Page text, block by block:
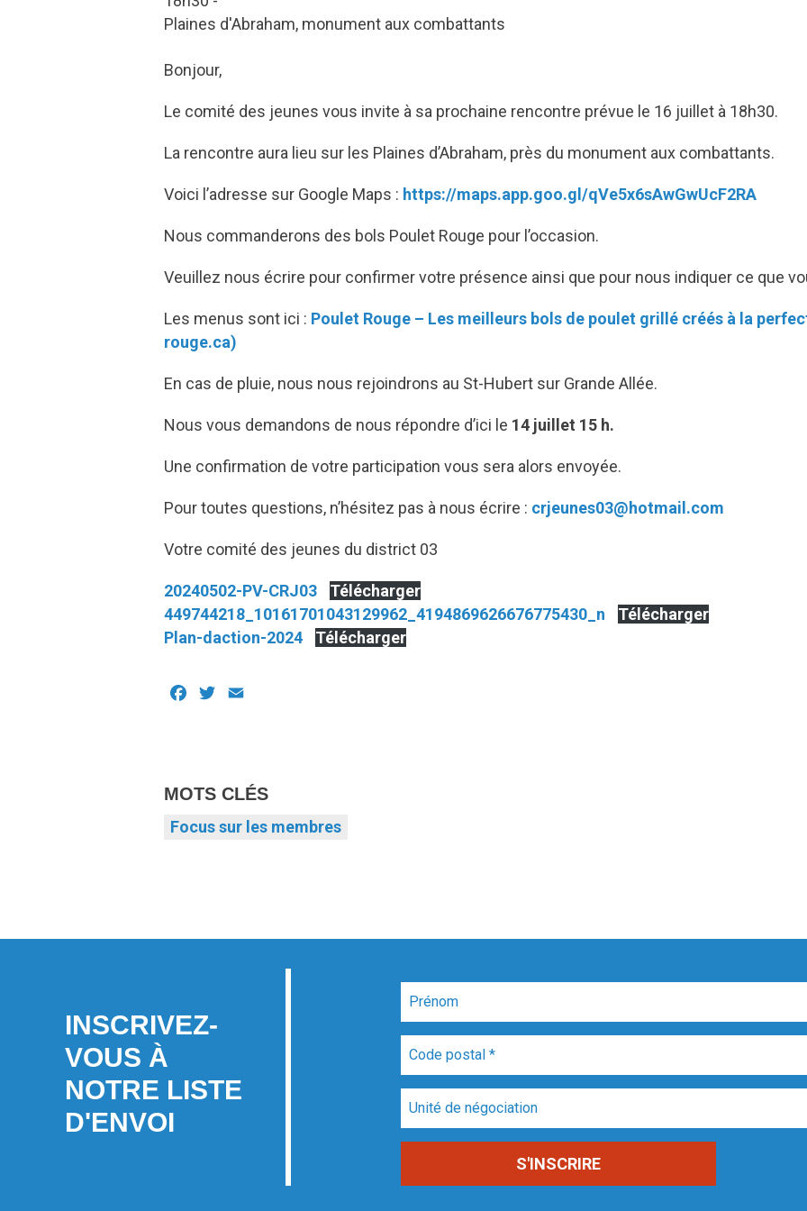
Plaines d'Abraham, monument aux combattants
Bonjour,
Le comité des jeunes vous invite à sa prochaine rencontre prévue le 16 juillet à 18h30.
La rencontre aura lieu sur les Plaines d’Abraham, près du monument aux combattants.
Voici l’adresse sur Google Maps : https://maps.app.goo.gl/qVe5x6sAwGwUcF2RA
Nous commanderons des bols Poulet Rouge pour l’occasion.
Veuillez nous écrire pour confirmer votre présence ainsi que pour nous indiquer ce que
Les menus sont ici : Poulet Rouge – Les meilleurs bols de poulet grillé créés à la
rouge.ca)
En cas de pluie, nous nous rejoindrons au St-Hubert sur Grande Allée.
Nous vous demandons de nous répondre d’ici le 14 juillet 15 h.
Une confirmation de votre participation vous sera alors envoyée.
Pour toutes questions, n’hésitez pas à nous écrire : crjeunes03@hotmail.com
Votre comité des jeunes du district 03
20240502-PV-CRJ03
Télécharger
449744218_10161701043129962_4194869626676775430_n
Télécharger
Plan-daction-2024
Télécharger
Facebook
Twitter
MOTS CLÉS
Focus sur les membres
INSCRIVEZ-
VOUS À
NOTRE LISTE
D'ENVOI